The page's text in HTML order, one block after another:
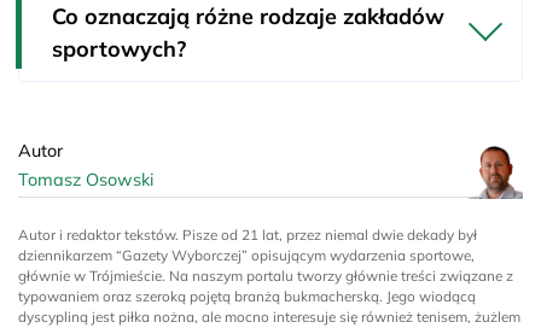
Co oznaczają różne rodzaje zakładów
sportowych?
Autor
Tomasz Osowski
Autor i redaktor tekstów. Pisze od 21 lat, przez niemal dwie dekady był
dziennikarzem “Gazety Wyborczej” opisującym wydarzenia sportowe,
głównie w Trójmieście. Na naszym portalu tworzy głównie treści związane z
typowaniem oraz szeroką pojętą branżą bukmacherską. Jego wiodącą
dyscypliną jest piłka nożna, ale mocno interesuje się również tenisem, żużlem